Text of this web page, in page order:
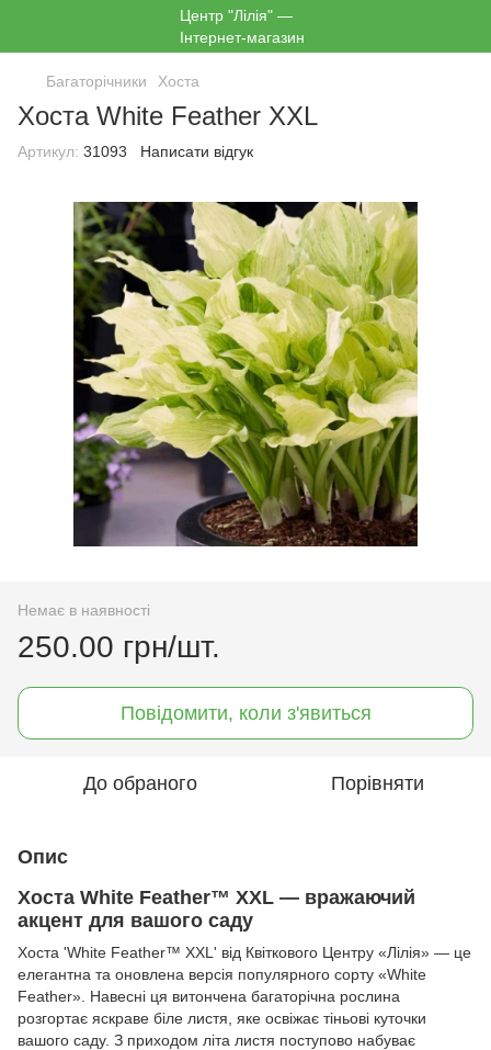
Багаторічники Хоста
Хоста White Feather XXL
Артикул: 31093 Написати відгук
Немає в наявності
250.00 грн/шт.
Повідомити, коли з'явиться
До обраного Порівняти
Опис
Хоста White Feather™ XXL — вражаючий
акцент для вашого саду
Хоста 'White Feather™ XXL' від Квіткового Центру «Лілія» — це
елегантна та оновлена версія популярного сорту «White
Feather». Навесні ця витончена багаторічна рослина
розгортає яскраве біле листя, яке освіжає тіньові куточки
вашого саду. З приходом літа листя поступово набуває